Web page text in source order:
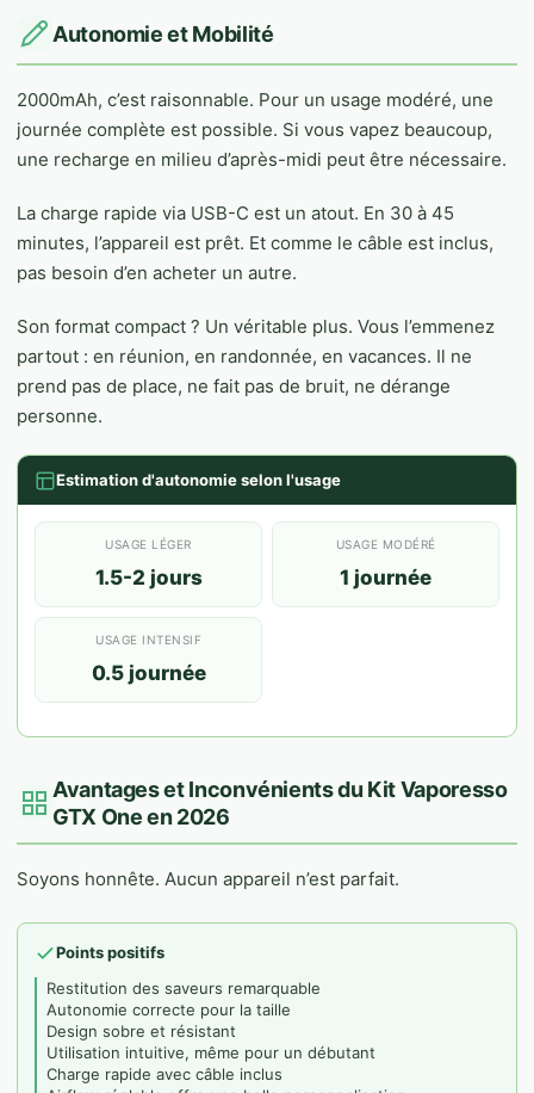
Autonomie et Mobilité
2000mAh, c’est raisonnable. Pour un usage modéré, une
journée complète est possible. Si vous vapez beaucoup,
une recharge en milieu d’après-midi peut être nécessaire.
La charge rapide via USB-C est un atout. En 30 à 45
minutes, l’appareil est prêt. Et comme le câble est inclus,
pas besoin d’en acheter un autre.
Son format compact ? Un véritable plus. Vous l’emmenez
partout : en réunion, en randonnée, en vacances. Il ne
prend pas de place, ne fait pas de bruit, ne dérange
personne.
Estimation d'autonomie selon l'usage
USAGE LÉGER
1.5-2 jours
USAGE MODÉRÉ
1 journée
USAGE INTENSIF
0.5 journée
Avantages et Inconvénients du Kit Vaporesso
GTX One en 2026
Soyons honnête. Aucun appareil n’est parfait.
Points positifs
Restitution des saveurs remarquable
Autonomie correcte pour la taille
Design sobre et résistant
Utilisation intuitive, même pour un débutant
Charge rapide avec câble inclus